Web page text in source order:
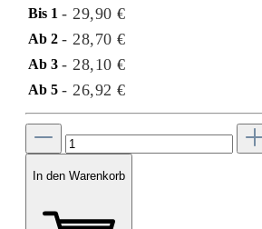
Bis 1 - 29,90 €
Ab 2 - 28,70 €
Ab 3 - 28,10 €
Ab 5 - 26,92 €
In den Warenkorb